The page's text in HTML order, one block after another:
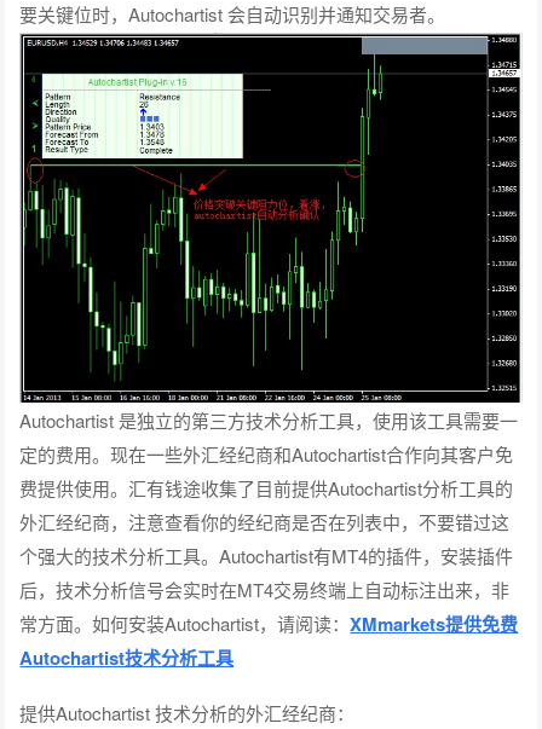
要关键位时，Autochartist 会自动识别并通知交易者。
Autochartist 是独立的第三方技术分析工具，使用该工具需要一
定的费用。现在一些外汇经纪商和Autochartist合作向其客户免
费提供使用。汇有钱途收集了目前提供Autochartist分析工具的
外汇经纪商，注意查看你的经纪商是否在列表中，不要错过这
个强大的技术分析工具。Autochartist有MT4的插件，安装插件
后，技术分析信号会实时在MT4交易终端上自动标注出来，非
常方面。如何安装Autochartist，请阅读：XMmarkets提供免费
Autochartist技术分析工具
提供Autochartist 技术分析的外汇经纪商：